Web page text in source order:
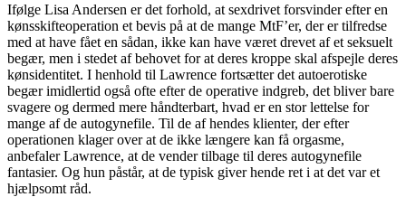
Ifølge Lisa Andersen er det forhold, at sexdrivet forsvinder efter en
kønsskifteoperation et bevis på at de mange MtF’er, der er tilfredse
med at have fået en sådan, ikke kan have været drevet af et seksuelt
begær, men i stedet af behovet for at deres kroppe skal afspejle deres
kønsidentitet. I henhold til Lawrence fortsætter det autoerotiske
begær imidlertid også ofte efter de operative indgreb, det bliver bare
svagere og dermed mere håndterbart, hvad er en stor lettelse for
mange af de autogynefile. Til de af hendes klienter, der efter
operationen klager over at de ikke længere kan få orgasme,
anbefaler Lawrence, at de vender tilbage til deres autogynefile
fantasier. Og hun påstår, at de typisk giver hende ret i at det var et
hjælpsomt råd.